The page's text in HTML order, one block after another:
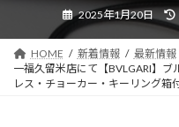
2025年1月20日
HOME 新着情報
最新情報
一福久留米店にて【BVLGARI】
レス・チョーカー・キーリング箱